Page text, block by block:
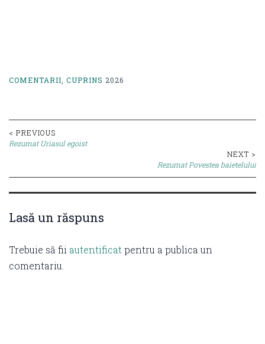
COMENTARII CUPRINS 2026
Post
< PREVIOUS
Rezumat Uriasul egoist
NEXT >
Rezumat Povestea baietelului
Lasă un răspuns
Trebuie să fii autentificat pentru a publica un
comentariu.